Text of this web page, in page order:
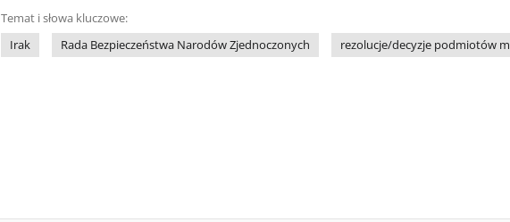
Temat i słowa kluczowe:
Irak
Rada Bezpieczeństwa Narodów Zjednoczonych rezolucje/decyzje podmiotów